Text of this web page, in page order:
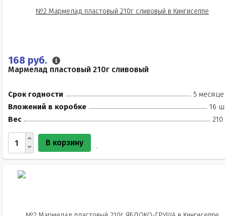
168 руб.
Мармелад пластовый 210г сливовый
Срок годности
5
Вложений в коробке
16
Вес
210
В корзину